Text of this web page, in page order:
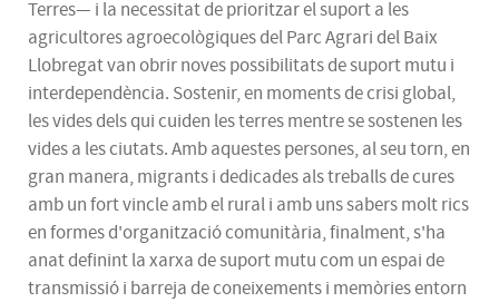
Terres— i la necessitat de prioritzar el suport a les
agricultores agroecològiques del Parc Agrari del Baix
Llobregat van obrir noves possibilitats de suport mutu i
interdependència. Sostenir, en moments de crisi global,
les vides dels qui cuiden les terres mentre se sostenen les
vides a les ciutats. Amb aquestes persones, al seu torn, en
gran manera, migrants i dedicades als treballs de cures
amb un fort vincle amb el rural i amb uns sabers molt rics
en formes d'organització comunitària, finalment, s'ha
anat definint la xarxa de suport mutu com un espai de
transmissió i barreja de coneixements i memòries entorn